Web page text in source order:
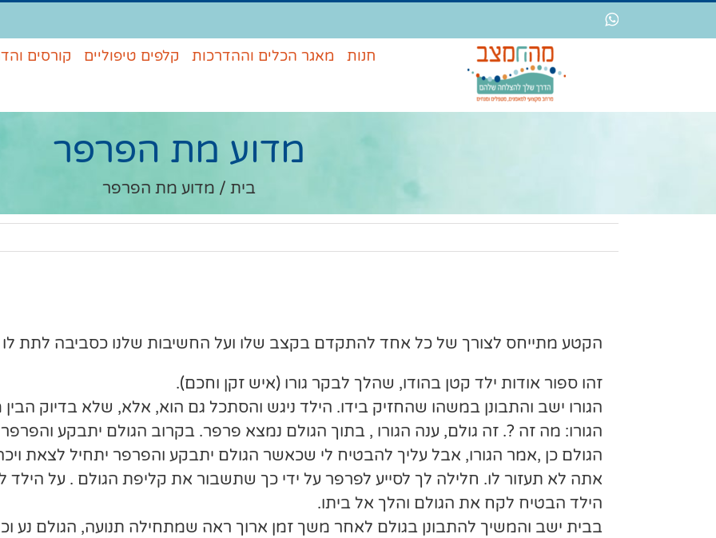
לתוכן
WhatsApp
חנות מאגר הכלים וההדרכות קלפים טיפוליים קורסים
מדוע מת הפרפר
בית / מדוע מת הפרפר
הקטע מתייחס לצורך של כל אחד להתקדם בקצב שלו ועל החשיבות שלנו כסביבה לתת
זהו ספור אודות ילד קטן בהודו, שהלך לבקר גורו (איש זקן וחכם).
הגורו ישב והתבונן במשהו שהחזיק בידו. הילד ניגש והסתכל גם הוא, אלא, שלא בדיוק
הגורו: מה זה ?. זה גולם, ענה הגורו , בתוך הגולם נמצא פרפר. בקרוב הגולם יתבקע
הגולם כן ,אמר הגורו, אבל עליך להבטיח לי שכאשר הגולם יתבקע והפרפר יתחיל לצאת
אתה לא תעזור לו. חלילה לך לסייע לפרפר על ידי כך שתשבור את קליפת הגולם . על
הילד הבטיח לקח את הגולם והלך אל ביתו.
בבית ישב והמשיך להתבונן בגולם לאחר משך זמן ארוך ראה שמתחילה תנועה, הגולם נע